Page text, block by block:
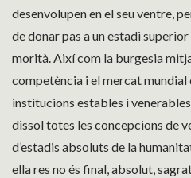
desenvolupen en el seu ventre,
de donar pas a un estadi
morità. Així com la burgesia
competència i el mercat
institucions estables i
dissol totes les concepcions de
d’estadis absoluts de la
ella res no és final, absolut,